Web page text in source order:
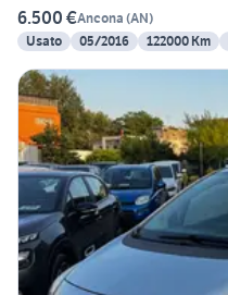
6.500 €Ancona (AN)
Usato
05/2016 122000 Km